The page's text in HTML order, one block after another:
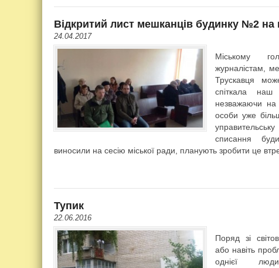
Відкритий лист мешканців будинку №2 на
24.04.2017
Міському
журналістам,
Трускавця
спіткала
незважаючи на
особи уже
списання
виносили на сесію міської ради, планують зробити це
Тупик
22.06.2016
Поряд зі
або навіть
однієї